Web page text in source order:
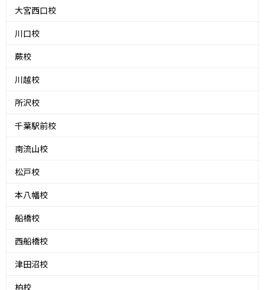
大宮西口校
川口校
蕨校
川越校
所沢校
千葉駅前校
南流山校
松戸校
本八幡校
船橋校
西船橋校
津田沼校
柏校